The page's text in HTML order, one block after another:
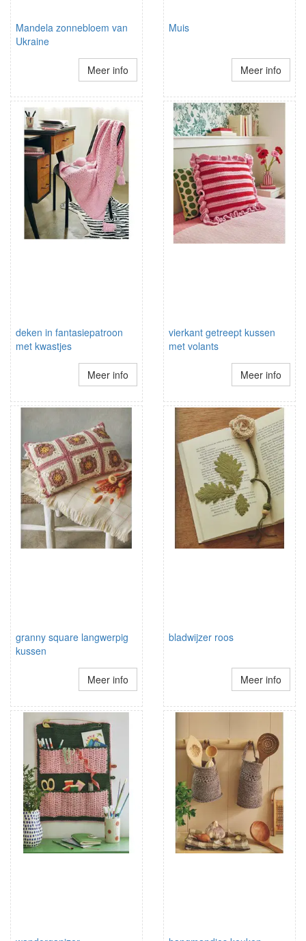
Mandela zonnebloem van
Ukraine
Meer info
Muis
Meer info
deken in fantasiepatroon
met kwastjes
Meer info
vierkant getreept kussen
met volants
Meer info
granny square langwerpig
kussen
Meer info
bladwijzer roos
Meer info